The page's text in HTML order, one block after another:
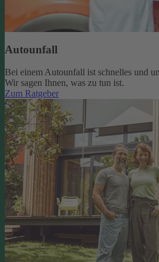
Autounfall
Bei einem Autounfall ist schnelles und
Wir sagen Ihnen, was zu tun ist.
Zum Ratgeber